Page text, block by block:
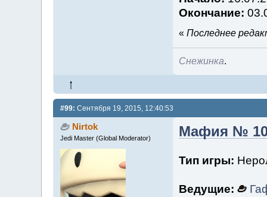
Окончание:
« Последнее
Снежинка.
#99: Сентября 19, 2015, 12:40:53
Nirtok
Jedi Master (Global Moderator) Мафия №
Тип игры:
Ведущие: